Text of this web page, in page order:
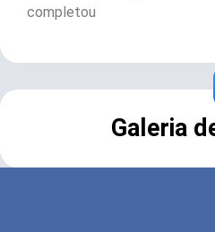
completou
Galeria